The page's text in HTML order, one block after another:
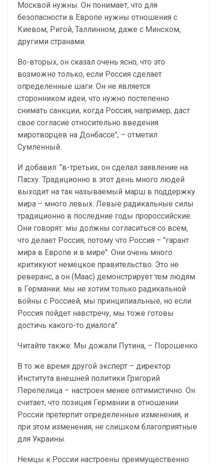
Москвой нужны. Он понимает, что для
безопасности в Европе нужны отношения с
Киевом, Ригой, Таллинном, даже с Минском,
другими странами.
Во-вторых, он сказал очень ясно, что это
возможно только, если Россия сделает
определенные шаги. Он не является
сторонником идеи, что нужно постепенно
снимать санкции, когда Россия, например, даст
свое согласие относительно введения
миротворцев на Донбассе", – отметил
Сумленный.
И добавил: "в-третьих, он сделал заявление на
Пасху. Традиционно в этот день много людей
выходит на так называемый марш в поддержку
мира – много левых. Левые радикальные силы
традиционно в последние годы пророссийские.
Они говорят: мы должны согласиться со всем,
что делает Россия, потому что Россия – "гарант
мира в Европе и в мире". Они очень много
критикуют немецкое правительство. Это не
реверанс, а он (Маас) демонстрирует тем людям
в Германии: мы не хотим только радикальной
войны с Россией, мы принципиальные, но если
Россия пойдет навстречу, мы тоже готовы
достичь какого-то диалога".
Читайте также: Мы дожали Путина, – Порошенко
В то же время другой эксперт – директор
Института внешней политики Григорий
Перепелица – настроен менее оптимистично. Он
считает, что позиция Германии в отношении
России претерпит определенные изменения, и
при этом изменения, не слишком благоприятные
для Украины.
Немцы к России настроены преимущественно